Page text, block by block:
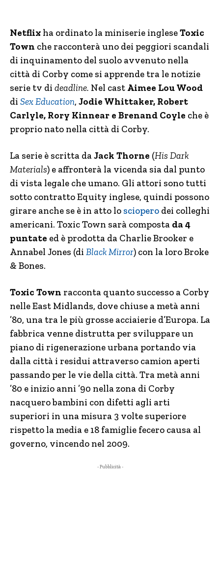
Netflix ha ordinato la miniserie ingleseToxic
Town che racconterà uno dei peggiori scandali
di inquinamento del suolo avvenuto nella
città di Corby come si apprende tra le notizie
serie tv di deadline. Nel cast Aimee Lou Wood
di Sex Education, Jodie Whittaker, Robert
Carlyle, Rory Kinnear e Brenand Coyle che è
proprio nato nella città di Corby.
La serie è scritta daJack Thorne (His Dark
Materials) e affronterà la vicenda sia dal punto
di vista legale che umano. Gli attori sono tutti
sotto contratto Equity inglese, quindi possono
girare anche se è in atto lo sciopero dei colleghi
americani. Toxic Town sarà composta da 4
puntate ed è prodotta da Charlie Brooker e
Annabel Jones (di Black Mirror) con la loro Broke
& Bones.
Toxic Town racconta quanto successo a Corby
nelle East Midlands, dove chiuse a metà anni
’80, una tra le più grosse acciaierie d’Europa. La
fabbrica venne distrutta per sviluppare un
piano di rigenerazione urbana portando via
dalla città i residui attraverso camion aperti
passando per le vie della città. Tra metà anni
’80 e inizio anni ’90 nella zona di Corby
nacquero bambini con difetti agli arti
superiori in una misura 3 volte superiore
rispetto la media e 18 famiglie fecero causa al
governo, vincendo nel 2009.
- Pubblicità -